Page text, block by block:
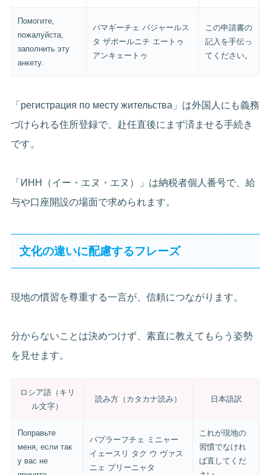
Помогите,
пожалуйста,
заполнить эту
анкету.
パマギーチェ パジャールス
タ ザポールニチ エートゥ
アンキェートゥ
この申請書の
記入を手伝っ
てください。
「регистрация по месту жительства」は外国人にも義務
づけられる住所登録で、赴任直後にまず済ませる手続き
です。
「ИНН（イー・エヌ・エヌ）」は納税者個人番号で、給
与や口座開設の場面で求められます。
文化の違いに配慮するフレーズ
現地の慣習を尊重する一言が、信頼につながります。
分からないことは決めつけず、素直に教えてもらう姿勢
を見せます。
ロシア語（キリ
ル文字）
読み方（カタカナ読み） 日本語訳
Поправьте
меня, если так
у вас не
パプラーフチェ ミニャー
イェースリ タク ウ ヴァス
ニェ プリーニャタ
これが現地の
習慣でなけれ
ば直してくだ